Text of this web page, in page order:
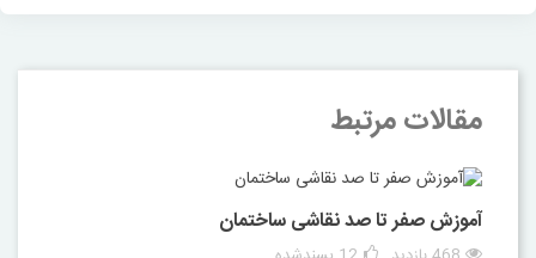
مقالات مرتبط
آموزش صفر تا صد نقاشی ساختمان